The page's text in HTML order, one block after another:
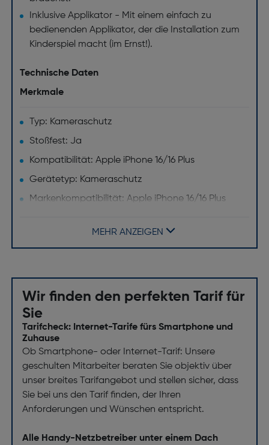
Inklusive Applikator - Mit einem einfach zu
bedienenden Applikator, der die Installation zum
Kinderspiel macht (im Ernst!).
Technische Daten
Merkmale
Typ: Kameraschutz
Stoßfest: Ja
Kompatibilität: Apple iPhone 16/16 Plus
Gerätetyp: Kameraschutz
Markenkompatibilität: Apple iPhone 16/16 Plus
MEHR ANZEIGEN
Wir finden den perfekten Tarif für
Sie
Tarifcheck: Internet-Tarife fürs Smartphone und
Zuhause
Ob Smartphone- oder Internet-Tarif: Unsere
geschulten Mitarbeiter beraten Sie objektiv über
unser breites Tarifangebot und stellen sicher, dass
Sie bei uns den Tarif finden, der Ihren
Anforderungen und Wünschen entspricht.
Alle Handy-Netzbetreiber unter einem Dach